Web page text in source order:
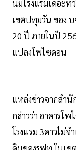
นี้มีโรงแรมเดอะท
เขตปทุมวัน ของ
20 ปี ภายในปี
แปลงโพไซดอน
แหล่งข่าวจากสำ
กล่าวว่า อาคารโ
โรงแรม 3ดาวไม่จ
ดินของรฟท.ในเข